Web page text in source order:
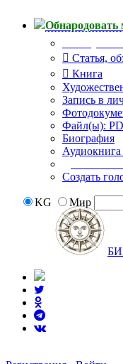
Обнародовать
Статья,
Книга
Запись в
Файл(ы):
Биография
Создать
KG Мир